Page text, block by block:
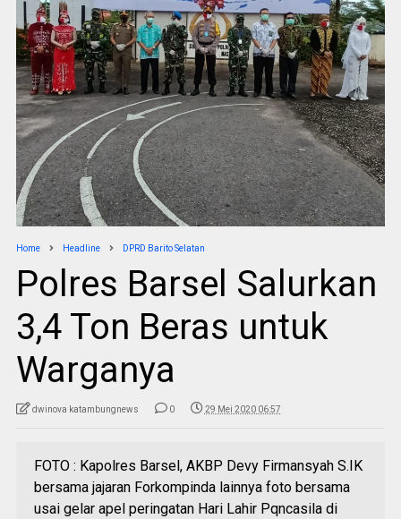
Home Headline DPRD Barito Selatan
Polres Barsel Salurkan
3,4 Ton Beras untuk
Warganya
dwinova katambungnews 0 29 Mei 2020 06:57
FOTO : Kapolres Barsel, AKBP Devy Firmansyah S.IK
bersama jajaran Forkompinda lainnya foto bersama
usai gelar apel peringatan Hari Lahir Pqncasila di